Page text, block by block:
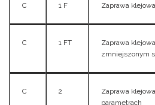
C 1 F Zaprawa
C 1 FT
Zaprawa
zmniejszonym
C 2
Zaprawa
parametrach